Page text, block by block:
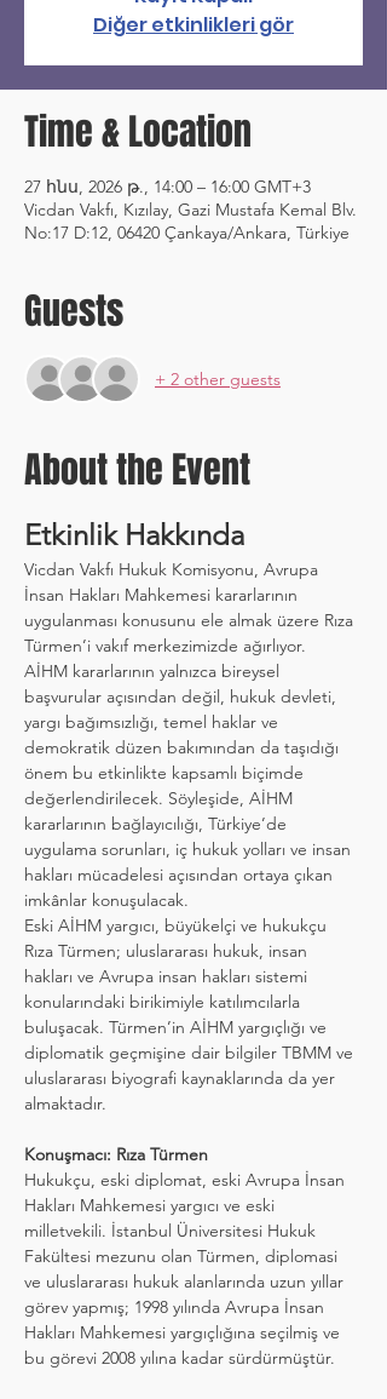
Diğer etkinlikleri gör
Time & Location
27 հնս, 2026 թ., 14:00 – 16:00 GMT+3
Vicdan Vakfı, Kızılay, Gazi Mustafa Kemal Blv.
No:17 D:12, 06420 Çankaya/Ankara, Türkiye
Guests
+ 2 other guests
About the Event
Etkinlik Hakkında
Vicdan Vakfı Hukuk Komisyonu, Avrupa
İnsan Hakları Mahkemesi kararlarının
uygulanması konusunu ele almak üzere Rıza
Türmen’i vakıf merkezimizde ağırlıyor.
AİHM kararlarının yalnızca bireysel
başvurular açısından değil, hukuk devleti,
yargı bağımsızlığı, temel haklar ve
demokratik düzen bakımından da taşıdığı
önem bu etkinlikte kapsamlı biçimde
değerlendirilecek. Söyleşide, AİHM
kararlarının bağlayıcılığı, Türkiye’de
uygulama sorunları, iç hukuk yolları ve insan
hakları mücadelesi açısından ortaya çıkan
imkânlar konuşulacak.
Eski AİHM yargıcı, büyükelçi ve hukukçu
Rıza Türmen; uluslararası hukuk, insan
hakları ve Avrupa insan hakları sistemi
konularındaki birikimiyle katılımcılarla
buluşacak. Türmen’in AİHM yargıçlığı ve
diplomatik geçmişine dair bilgiler TBMM ve
uluslararası biyografi kaynaklarında da yer
almaktadır.
Konuşmacı: Rıza Türmen
Hukukçu, eski diplomat, eski Avrupa İnsan
Hakları Mahkemesi yargıcı ve eski
milletvekili. İstanbul Üniversitesi Hukuk
Fakültesi mezunu olan Türmen, diplomasi
ve uluslararası hukuk alanlarında uzun yıllar
görev yapmış; 1998 yılında Avrupa İnsan
Hakları Mahkemesi yargıçlığına seçilmiş ve
bu görevi 2008 yılına kadar sürdürmüştür.